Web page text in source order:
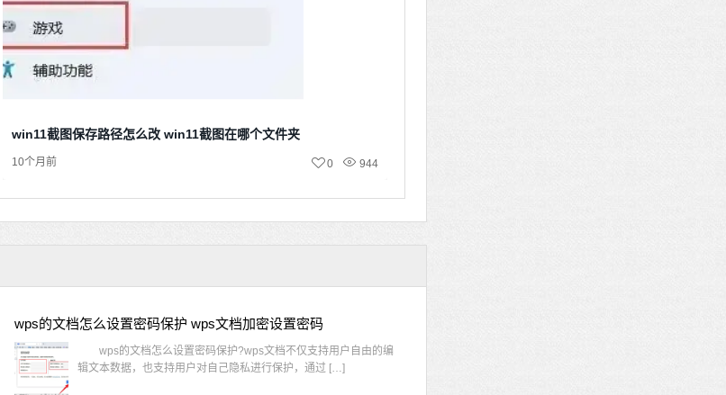
win11截图保存路径怎么改 win11截图在哪个文件夹
10个月前 944
0
wps的文档怎么设置密码保护 wps文档加密设置密码
wps的文档怎么设置密码保护?wps文档不仅支持用户自由的编
辑文本数据，也支持用户对自己隐私进行保护，通过 […]